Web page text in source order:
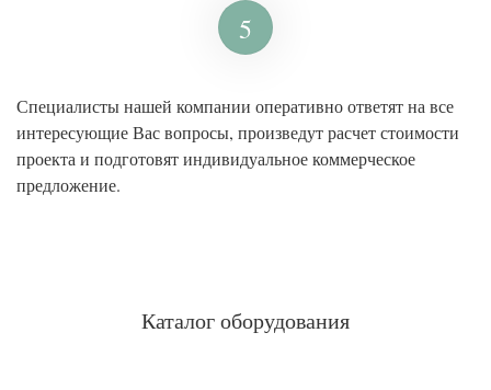
5
Специалисты нашей компании оперативно ответят на все
интересующие Вас вопросы, произведут расчет стоимости
проекта и подготовят индивидуальное коммерческое
предложение.
Каталог оборудования